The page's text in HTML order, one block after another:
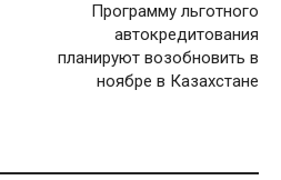
Программу льготного
автокредитования
планируют возобновить в
ноябре в Казахстане